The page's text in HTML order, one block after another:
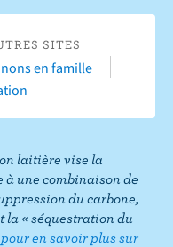
u
r
Y
o
b
e
SITES
en famille
laitière vise la
à une combinaison de
du carbone,
la « séquestration du
en savoir plus sur